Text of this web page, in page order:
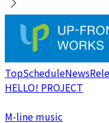
TopScheduleNews
HELLO! PROJECT
M-line music